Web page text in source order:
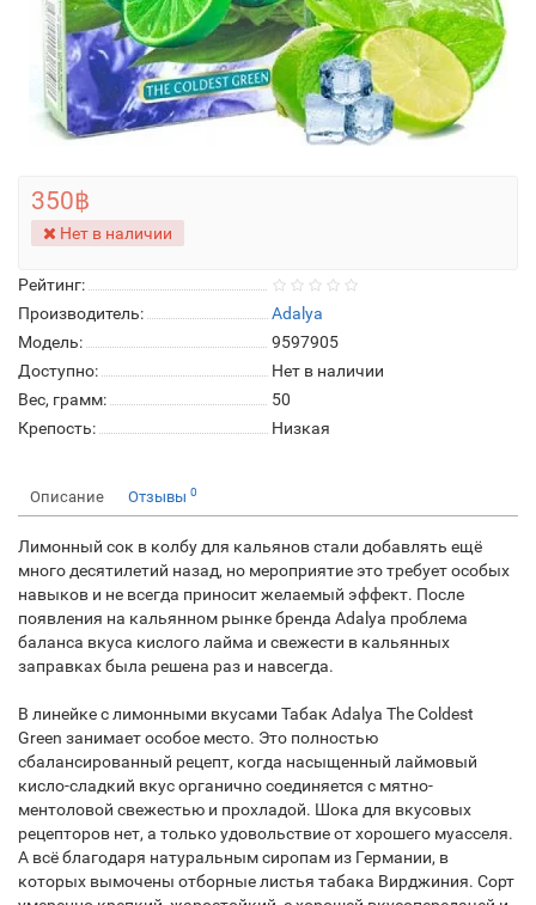
Рейтинг:
Производитель:
Adalya
Модель:
9597905
Доступно:
Нет в наличии
Вес, грамм:
50
Крепость:
Низкая
350฿
Нет в наличии
Описание Отзывы 0
Лимонный сок в колбу для кальянов стали добавлять ещё
много десятилетий назад, но мероприятие это требует особых
навыков и не всегда приносит желаемый эффект. После
появления на кальянном рынке бренда Adalya проблема
баланса вкуса кислого лайма и свежести в кальянных
заправках была решена раз и навсегда.
В линейке с лимонными вкусами Табак Adalya The Coldest
Green занимает особое место. Это полностью
сбалансированный рецепт, когда насыщенный лаймовый
кисло-сладкий вкус органично соединяется с мятно-
ментоловой свежестью и прохладой. Шока для вкусовых
рецепторов нет, а только удовольствие от хорошего муасселя.
А всё благодаря натуральным сиропам из Германии, в
которых вымочены отборные листья табака Вирджиния. Сорт